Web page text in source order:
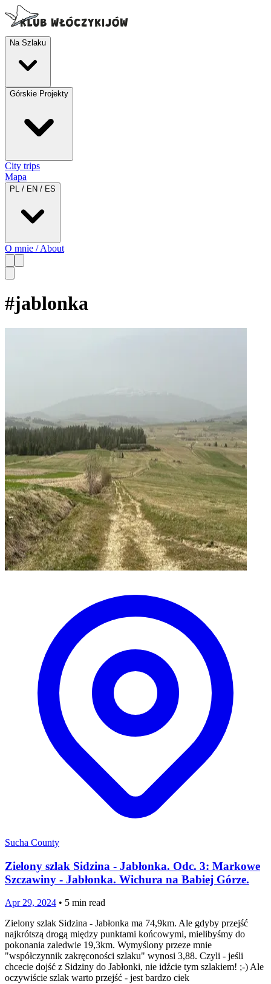
Na Szlaku
Górskie Projekty
City trips
Mapa
PL / EN / ES
O mnie / About
#jablonka
Sucha County
Zielony szlak Sidzina - Jabłonka. Odc. 3: Markowe
Szczawiny - Jabłonka. Wichura na Babiej Górze.
Apr 29, 2024 • 5 min read
Zielony szlak Sidzina - Jabłonka ma 74,9km. Ale gdyby przejść
najkrótszą drogą między punktami końcowymi, mielibyśmy do
pokonania zaledwie 19,3km. Wymyślony przeze mnie
"współczynnik zakręconości szlaku" wynosi 3,88. Czyli - jeśli
chcecie dojść z Sidziny do Jabłonki, nie idźcie tym szlakiem! ;-) Ale
oczywiście szlak warto przejść - jest bardzo ciek